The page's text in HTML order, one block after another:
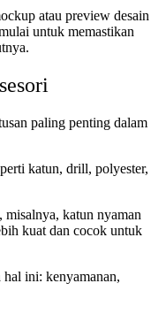
atau preview desain
untuk memastikan
paling penting dalam
katun, drill, polyester,
misalnya, katun nyaman
kuat dan cocok untuk
ini: kenyamanan,